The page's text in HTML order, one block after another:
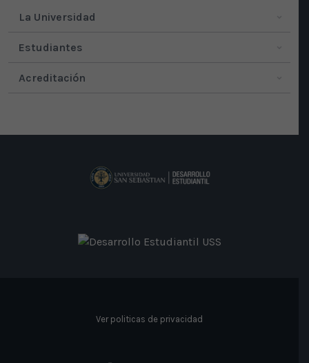
La Universidad
Estudiantes
Acreditación
Ver politicas de privacidad